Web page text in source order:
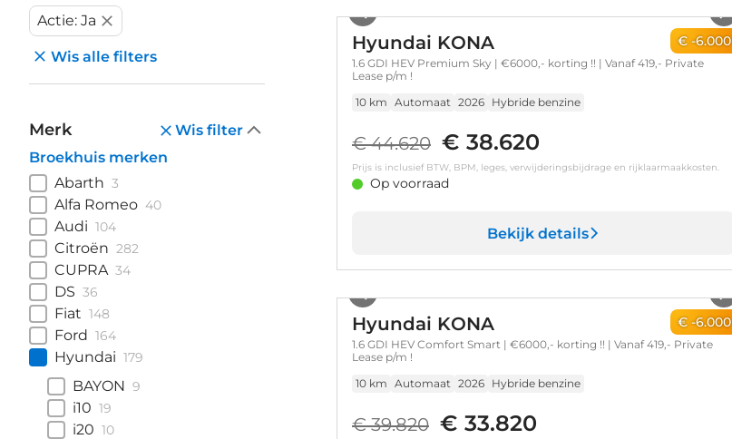
Actie: Ja
Wis alle filters
Merk
Wis filter
Broekhuis merken
Abarth 3
Alfa Romeo 40
Audi 104
Citroën 282
CUPRA 34
DS 36
Fiat 148
Ford 164
Hyundai 179
BAYON 9
i10 19
i20 10
€ -6.000
Hyundai KONA
1.6 GDI HEV Premium Sky | €6000,- korting !! | Vanaf 419,- Private
Lease p/m !
10 km Automaat 2026 Hybride benzine
€ 44.620 € 38.620
Prijs is inclusief BTW, BPM, leges, verwijderingsbijdrage en rijklaarmaakkosten.
Op voorraad
Bekijk details
€ -6.000
Hyundai KONA
1.6 GDI HEV Comfort Smart | €6000,- korting !! | Vanaf 419,- Private
Lease p/m !
10 km Automaat 2026 Hybride benzine
€ 39.820 € 33.820